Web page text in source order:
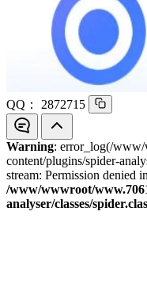
QQ： 2872715
Warning: error_log(/
content/plugins/spider-
stream: Permission denied in
/www/wwwroot/
analyser/classes/